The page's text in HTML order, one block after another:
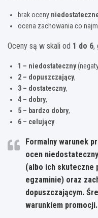
brak oceny
ocena zachowania co
Oceny są w skali od 1 do 6,
1 – niedostateczny
2 – dopuszczający,
3 – dostateczny,
4 – dobry,
5 – bardzo dobry,
6 – celujący.
Formalny warunek
ocen
(albo ich skuteczne
egzaminie) oraz
dopuszczającym.
warunkiem promocji.